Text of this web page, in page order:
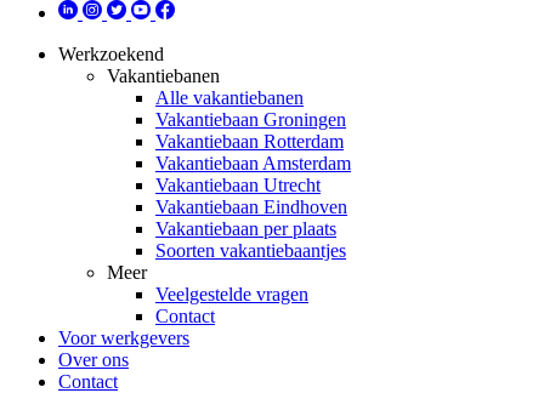
Werkzoekend
Vakantiebanen
Alle vakantiebanen
Vakantiebaan Groningen
Vakantiebaan Rotterdam
Vakantiebaan Amsterdam
Vakantiebaan Utrecht
Vakantiebaan Eindhoven
Vakantiebaan per plaats
Soorten vakantiebaantjes
Meer
Veelgestelde vragen
Contact
Voor werkgevers
Over ons
Contact